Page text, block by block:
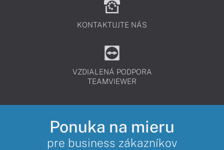
KONTAKTUJTE NÁS
VZDIALENÁ PODPORA
TEAMVIEWER
Ponuka na mieru
pre business zákazníkov